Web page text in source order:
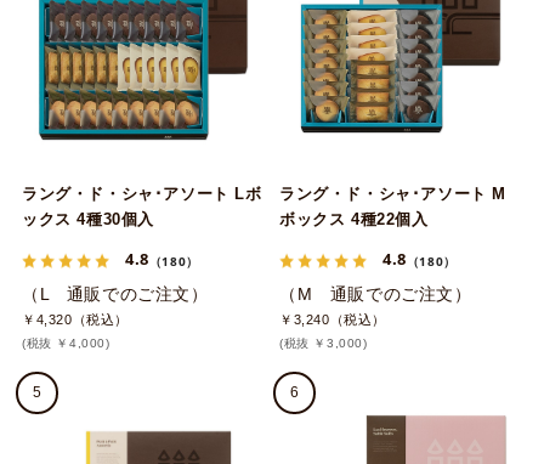
ラング・ド・シャ･アソート Lボ
ックス 4種30個入
4.8 （180）
（L 通販でのご注文）
￥4,320（税込）
(税抜 ￥4,000)
ラング・ド・シャ･アソート M
ボックス 4種22個入
4.8 （180）
（M 通販でのご注文）
￥3,240（税込）
(税抜 ￥3,000)
5 6